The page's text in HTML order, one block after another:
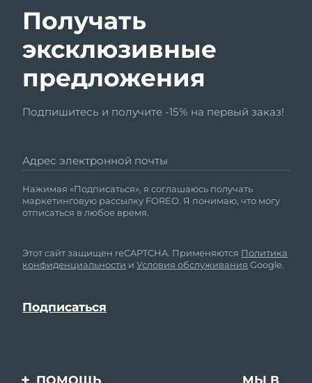
Получать
эксклюзивные
предложения
Подпишитесь и получите -15% на первый заказ!
Адрес электронной почты
Нажимая «Подписаться», я соглашаюсь получать
маркетинговую рассылку FOREO. Я понимаю, что могу
отписаться в любое время.
Этот сайт защищен reCAPTCHA. Применяются Политика
конфиденциальности иУсловия обслуживания Google.
ПОМОЩЬ МЫ В